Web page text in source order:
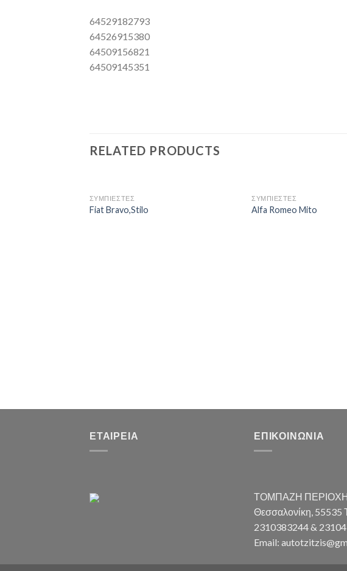
64529182793
64526915380
64509156821
64509145351
RELATED PRODUCTS
ΣΥΜΠΙΕΣΤΕΣ
Fiat Bravo,Stilo
ΣΥΜΠΙΕΣΤΕΣ
Alfa Romeo Mito
ΕΤΑΙΡΕΊΑ ΕΠΙΚΟΙΝΩΝΊΑ
ΤΟΜΠΑΖΗ
Θεσσαλονίκη, 55535
2310383244 &
Email: